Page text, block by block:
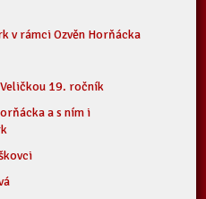
v rámci Ozvěn Horňácka
19. ročník
a s ním i